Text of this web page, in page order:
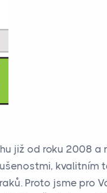
již od roku 2008 a
kvalitním
Proto jsme pro